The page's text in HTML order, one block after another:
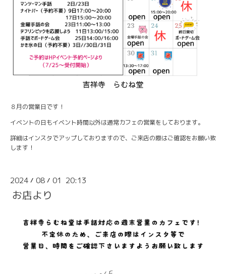
８月の営業日です！
イベントの日もイベント時間以外は通常カフェの営業をしております。
詳細はインスタでアップしておりますので、ご来店の際はご確認をお願い致
します！
2024 / 08 / 01 20:13
お店より